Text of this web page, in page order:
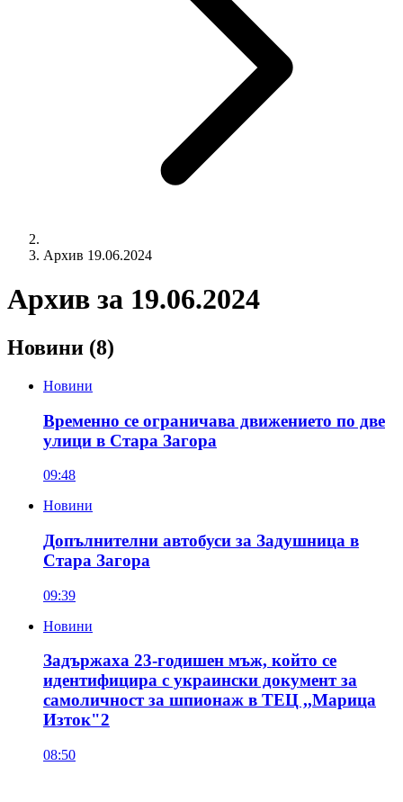
Архив 19.06.2024
Архив за 19.06.2024
Новини (8)
Новини
Временно се ограничава движението по две
улици в Стара Загора
09:48
Новини
Допълнителни автобуси за Задушница в
Стара Загора
09:39
Новини
Задържаха 23-годишен мъж, който се
идентифицира с украински документ за
самоличност за шпионаж в ТЕЦ ,,Марица
Изток"2
08:50